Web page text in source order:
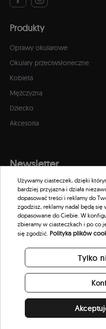
Produkty
Oprawy okularowe
Okulary przeciwsłoneczne
Kobieta
Mężczyzna
Dziecko
Akcesoria
Newsletter
Zapisz się do naszego
promocjach i nowościach w
© 2026 Scorpion
Używamy ciasteczek, dzięki
bardziej przyjazna i działa
dopasować treści i reklamy do
zgodzisz, reklamy nadal będą
dopasowane do Ciebie. W
zbieramy w ciasteczkach i po co
się zgodzić. Polityka plików
Tylko